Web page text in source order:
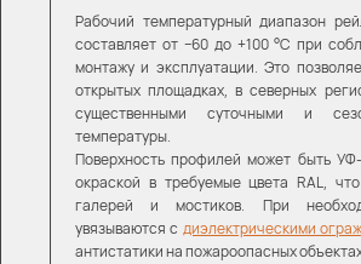
Рабочий температурный диапазон
составляет от −60 до +100 °C при
монтажу и эксплуатации. Это
открытых площадках, в северных
существенными суточными и
температуры.
Поверхность профилей может быть
окраской в требуемые цвета RAL,
галерей и мостиков. При
увязываются с диэлектрическими
антистатики на пожароопасных